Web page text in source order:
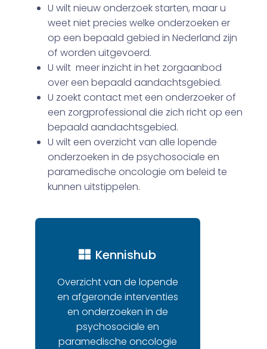
U wilt nieuw onderzoek starten, maar u
weet niet precies welke onderzoeken er
op een bepaald gebied in Nederland zijn
of worden uitgevoerd.
U wilt meer inzicht in het zorgaanbod
over een bepaald aandachtsgebied.
U zoekt contact met een onderzoeker of
een zorgprofessional die zich richt op een
bepaald aandachtsgebied.
U wilt een overzicht van alle lopende
onderzoeken in de psychosociale en
paramedische oncologie om beleid te
kunnen uitstippelen.
Kennishub
Overzicht van de lopende
en afgeronde interventies
en onderzoeken in de
psychosociale en
paramedische oncologie